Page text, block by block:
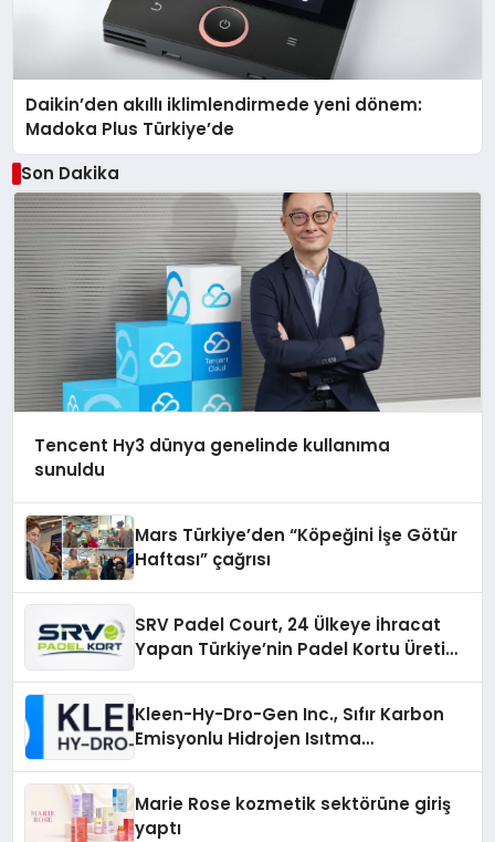
Daikin’den akıllı iklimlendirmede yeni dönem:
Madoka Plus Türkiye’de
Son Dakika
Tencent Hy3 dünya genelinde kullanıma
sunuldu
Mars Türkiye’den “Köpeğini İşe Götür
Haftası” çağrısı
SRV Padel Court, 24 Ülkeye İhracat
Yapan Türkiye’nin Padel Kortu Üretim
Kleen-Hy-Dro-Gen Inc., Sıfır Karbon
Emisyonlu Hidrojen Isıtma
Marie Rose kozmetik sektörüne giriş
yaptı